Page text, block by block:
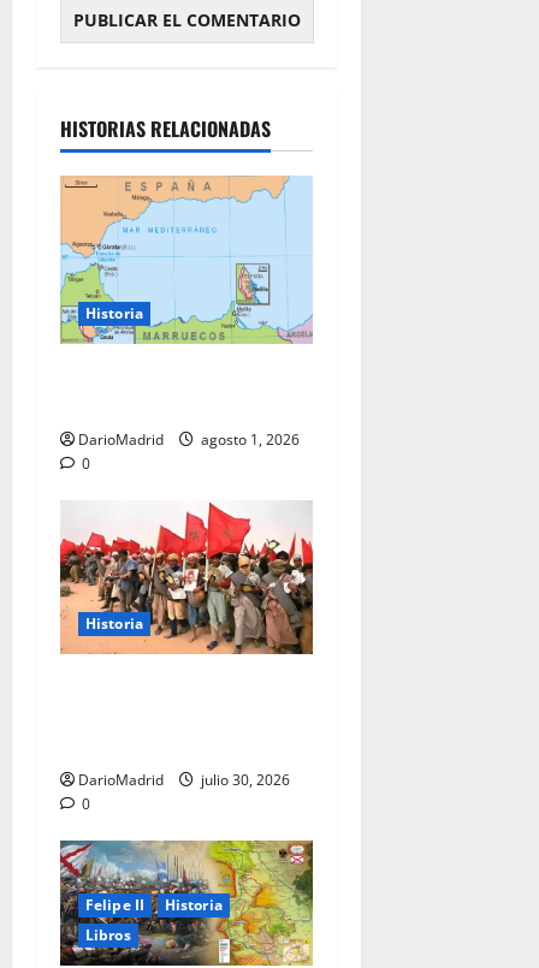
HISTORIAS RELACIONADAS
Historia
DarioMadrid
agosto 1, 2026
0
Historia
DarioMadrid
julio 30, 2026
0
Felipe II
Historia
Libros